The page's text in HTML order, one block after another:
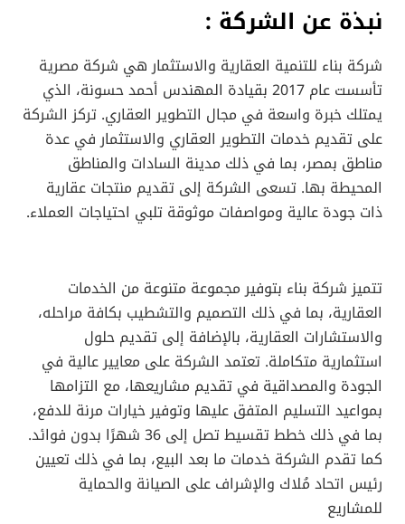
نبذة عن الشركة :
شركة بناء للتنمية العقارية والاستثمار هي شركة مصرية
تأسست عام 2017 بقيادة المهندس أحمد حسونة، الذي
يمتلك خبرة واسعة في مجال التطوير العقاري. تركز الشركة
على تقديم خدمات التطوير العقاري والاستثمار في عدة
مناطق بمصر، بما في ذلك مدينة السادات والمناطق
المحيطة بها. تسعى الشركة إلى تقديم منتجات عقارية
ذات جودة عالية ومواصفات موثوقة تلبي احتياجات العملاء.
تتميز شركة بناء بتوفير مجموعة متنوعة من الخدمات
العقارية، بما في ذلك التصميم والتشطيب بكافة مراحله،
والاستشارات العقارية، بالإضافة إلى تقديم حلول
استثمارية متكاملة. تعتمد الشركة على معايير عالية في
الجودة والمصداقية في تقديم مشاريعها، مع التزامها
بمواعيد التسليم المتفق عليها وتوفير خيارات مرنة للدفع،
بما في ذلك خطط تقسيط تصل إلى 36 شهرًا بدون فوائد.
كما تقدم الشركة خدمات ما بعد البيع، بما في ذلك تعيين
رئيس اتحاد مُلاك والإشراف على الصيانة والحماية
للمشاريع